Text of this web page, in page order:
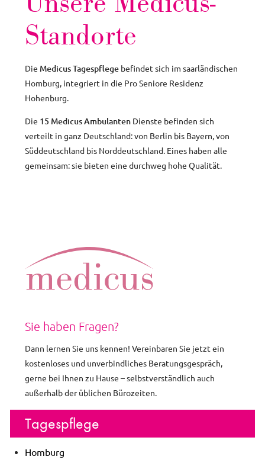
Standorte
Die Medicus Tagespflege befindet sich im saarländischen
Homburg, integriert in die Pro Seniore Residenz
Hohenburg.
Die 15 Medicus Ambulanten Dienste befinden sich
verteilt in ganz Deutschland: von Berlin bis Bayern, von
Süddeutschland bis Norddeutschland. Eines haben alle
gemeinsam: sie bieten eine durchweg hohe Qualität.
Sie haben Fragen?
Dann lernen Sie uns kennen! Vereinbaren Sie jetzt ein
kostenloses und unverbindliches Beratungsgespräch,
gerne bei Ihnen zu Hause – selbstverständlich auch
außerhalb der üblichen Bürozeiten.
Tagespflege
Homburg